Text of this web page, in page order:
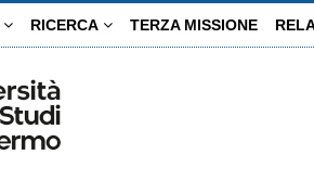
RICERCA TERZA MISSIONE